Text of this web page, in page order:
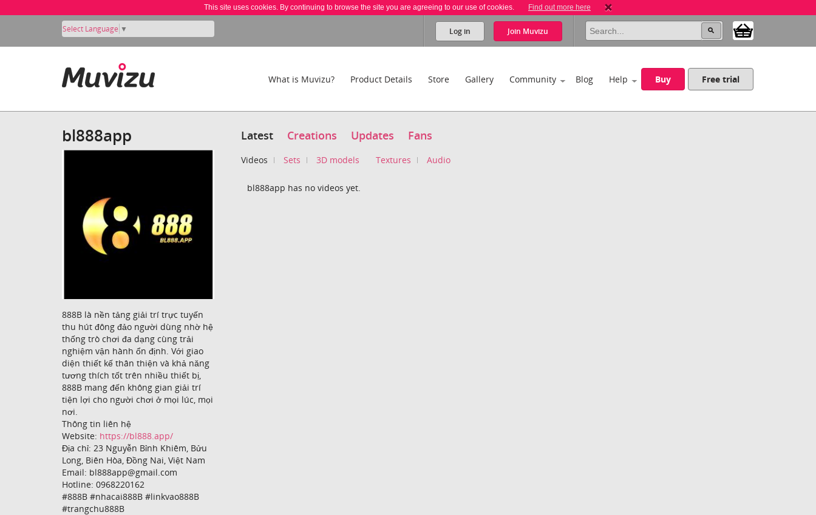
This site uses cookies. By continuing to browse the site you are agreeing to our use of cookies. Find out more here
Select Language ▼ Log in Join Muvizu
What is Muvizu? Product Details Store Gallery Community Blog Help Buy Free trial
bl888app
888B là nền tảng giải trí trực tuyến
thu hút đông đảo người dùng nhờ hệ
thống trò chơi đa dạng cùng trải
nghiệm vận hành ổn định. Với giao
diện thiết kế thân thiện và khả năng
tương thích tốt trên nhiều thiết bị,
888B mang đến không gian giải trí
tiện lợi cho người chơi ở mọi lúc, mọi
nơi.
Thông tin liên hệ
Website: https://bl888.app/
Địa chỉ: 23 Nguyễn Bỉnh Khiêm, Bửu
Long, Biên Hòa, Đồng Nai, Việt Nam
Email: bl888app@gmail.com
Hotline: 0968220162
#888B #nhacai888B #linkvao888B
#trangchu888B
Latest Creations Updates Fans
Videos Sets 3D models Textures Audio
bl888app has no videos yet.